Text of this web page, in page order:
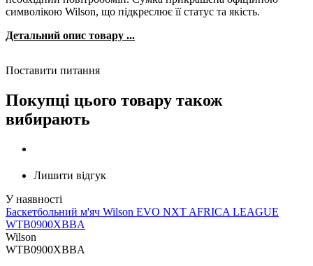
символікою Wilson, що підкреслює її статус та якість.
Детальний опис товару ...
Поставити питання
Покупці цього товару також
вибирають
Лишити відгук
Баскетбольний м'яч Wilson EVO NXT AFRICA LEAGUE
WTB0900XBBA
Wilson
WTB0900XBBA